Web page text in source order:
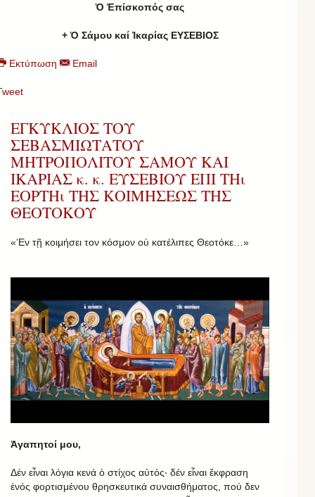
Ὁ Ἐπίσκοπός σας
+ Ὁ Σάμου καί Ἰκαρίας ΕΥΣΕΒΙΟΣ
Εκτύπωση Email
ΕΓΚΥΚΛΙΟΣ ΤΟΥ
ΣΕΒΑΣΜΙΩΤΑΤΟΥ
ΜΗΤΡΟΠΟΛΙΤΟΥ ΣΑΜΟΥ ΚΑΙ
ΙΚΑΡΙΑΣ κ. κ. ΕΥΣΕΒΙΟΥ ΕΠΙ ΤΗι
ΕΟΡΤΗι ΤΗΣ ΚΟΙΜΗΣΕΩΣ ΤΗΣ
ΘΕΟΤΟΚΟΥ
«’Εν τῇ κοιμήσει τον κόσμον οὐ κατέλιπες Θεοτόκε…»
Ἀγαπητοί μου,
Δέν εἶναι λόγια κενά ὁ στίχος αὐτός‧ δέν εἶναι ἔκφραση
ἑνός φορτισμένου θρησκευτικά συναισθήματος, πού δεν